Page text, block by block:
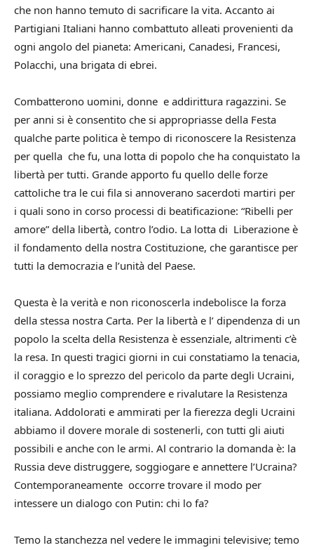
che non hanno temuto di sacrificare la vita. Accanto ai
Partigiani Italiani hanno combattuto alleati provenienti da
ogni angolo del pianeta: Americani, Canadesi, Francesi,
Polacchi, una brigata di ebrei.
Combatterono uomini, donne e addirittura ragazzini. Se
per anni si è consentito che si appropriasse della Festa
qualche parte politica è tempo di riconoscere la Resistenza
per quella che fu, una lotta di popolo che ha conquistato la
libertà per tutti. Grande apporto fu quello delle forze
cattoliche tra le cui fila si annoverano sacerdoti martiri per
i quali sono in corso processi di beatificazione: “Ribelli per
amore” della libertà, contro l’odio. La lotta di Liberazione è
il fondamento della nostra Costituzione, che garantisce per
tutti la democrazia e l’unità del Paese.
Questa è la verità e non riconoscerla indebolisce la forza
della stessa nostra Carta. Per la libertà e l’ dipendenza di un
popolo la scelta della Resistenza è essenziale, altrimenti c’è
la resa. In questi tragici giorni in cui constatiamo la tenacia,
il coraggio e lo sprezzo del pericolo da parte degli Ucraini,
possiamo meglio comprendere e rivalutare la Resistenza
italiana. Addolorati e ammirati per la fierezza degli Ucraini
abbiamo il dovere morale di sostenerli, con tutti gli aiuti
possibili e anche con le armi. Al contrario la domanda è: la
Russia deve distruggere, soggiogare e annettere l’Ucraina?
Contemporaneamente occorre trovare il modo per
intessere un dialogo con Putin: chi lo fa?
Temo la stanchezza nel vedere le immagini televisive; temo